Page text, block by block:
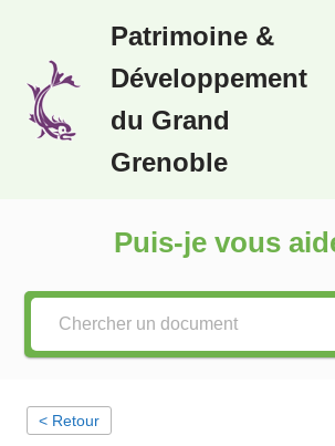
au
contenu
Patrimoine &
Développement
du Grand
Grenoble
Puis-je vous
< Retour